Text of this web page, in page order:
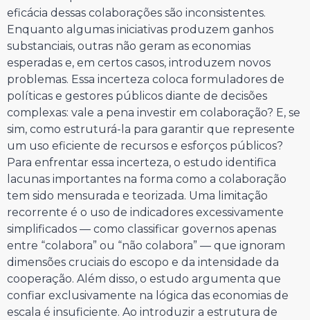
eficácia dessas colaborações são inconsistentes.
Enquanto algumas iniciativas produzem ganhos
substanciais, outras não geram as economias
esperadas e, em certos casos, introduzem novos
problemas. Essa incerteza coloca formuladores de
políticas e gestores públicos diante de decisões
complexas: vale a pena investir em colaboração? E, se
sim, como estruturá-la para garantir que represente
um uso eficiente de recursos e esforços públicos?
Para enfrentar essa incerteza, o estudo identifica
lacunas importantes na forma como a colaboração
tem sido mensurada e teorizada. Uma limitação
recorrente é o uso de indicadores excessivamente
simplificados — como classificar governos apenas
entre “colabora” ou “não colabora” — que ignoram
dimensões cruciais do escopo e da intensidade da
cooperação. Além disso, o estudo argumenta que
confiar exclusivamente na lógica das economias de
escala é insuficiente. Ao introduzir a estrutura de